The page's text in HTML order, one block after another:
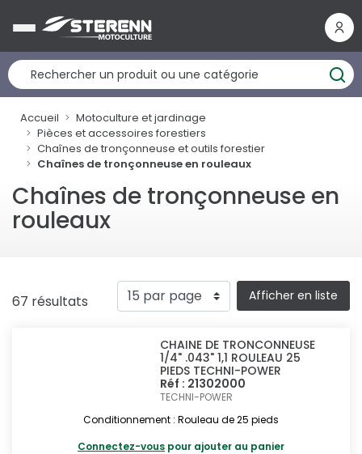
Accueil
Motoculture et jardinage
Pièces et accessoires forestiers
Chaînes de tronçonneuse et outils forestier
Chaînes de tronçonneuse en rouleaux
Chaînes de tronçonneuse en
rouleaux
67 résultats Afficher en liste
CHAINE DE TRONCONNEUSE
1/4" .043" 1,1 ROULEAU 25
PIEDS TECHNI-POWER
Réf : 21302000
TECHNI-POWER
Conditionnement : Rouleau de 25 pieds
Connectez-vous pour ajouter au panier